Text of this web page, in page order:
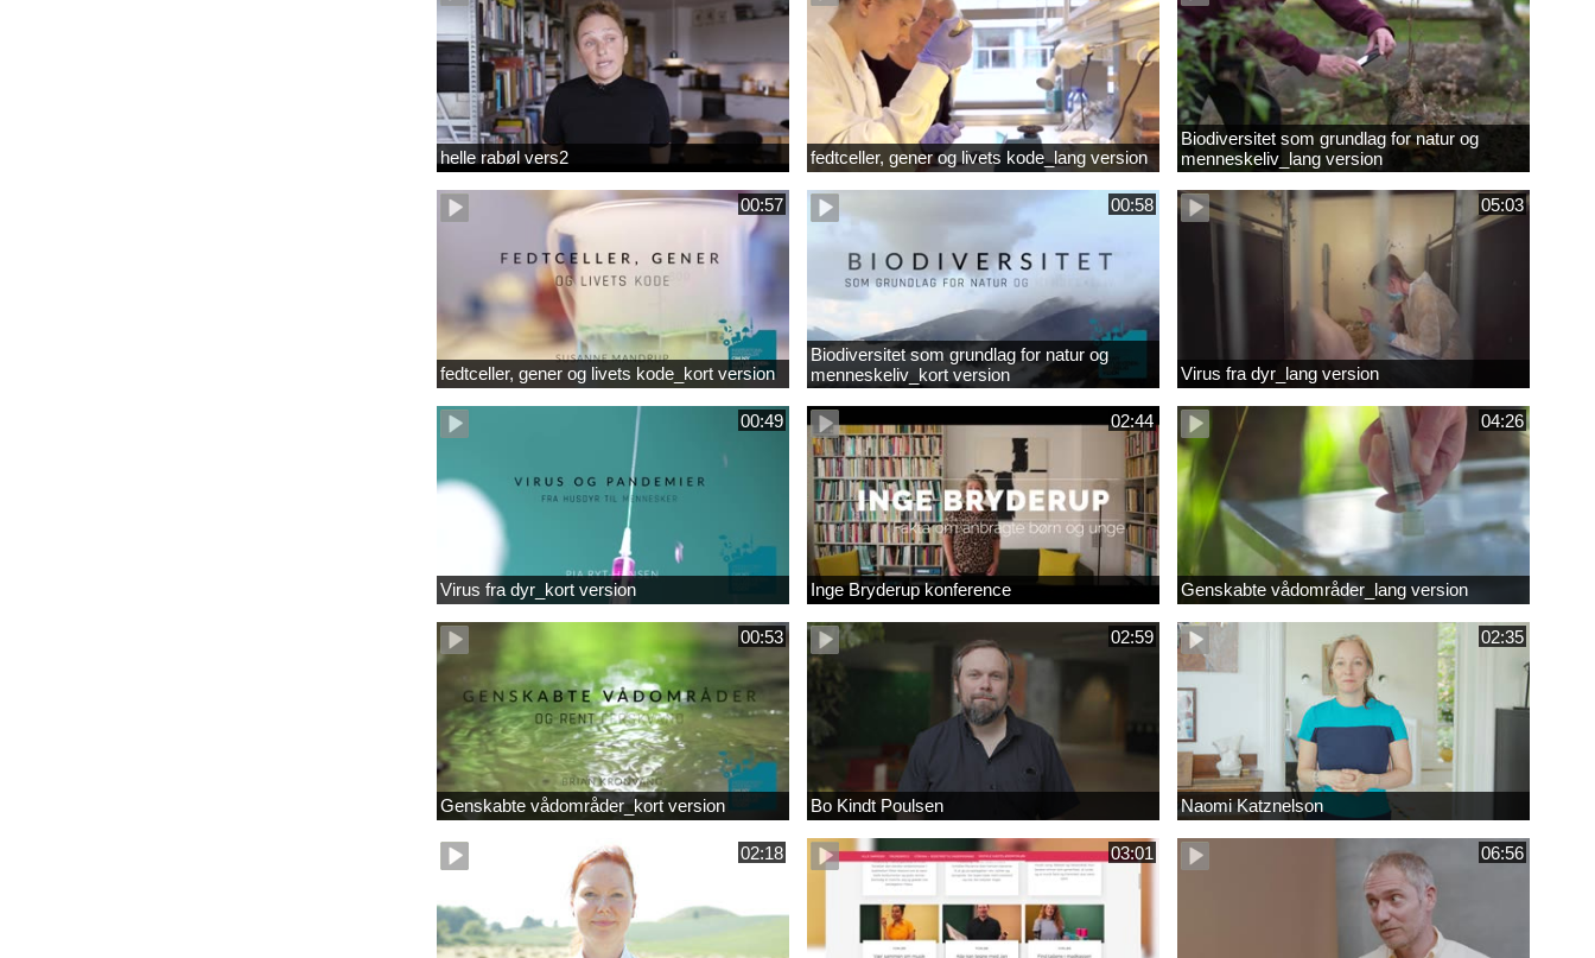
helle rabøl vers2 fedtceller, gener og livets kode_lang version
Biodiversitet som grundlag for natur og
menneskeliv_lang version
00:57
fedtceller, gener og livets kode_kort version
00:58
Biodiversitet som grundlag for natur og
menneskeliv_kort version
05:03
Virus fra dyr_lang version
00:49
Virus fra dyr_kort version
02:44
Inge Bryderup konference
04:26
Genskabte vådområder_lang version
00:53
Genskabte vådområder_kort version
02:59
Bo Kindt Poulsen
02:35
Naomi Katznelson
02:18 03:01 06:56